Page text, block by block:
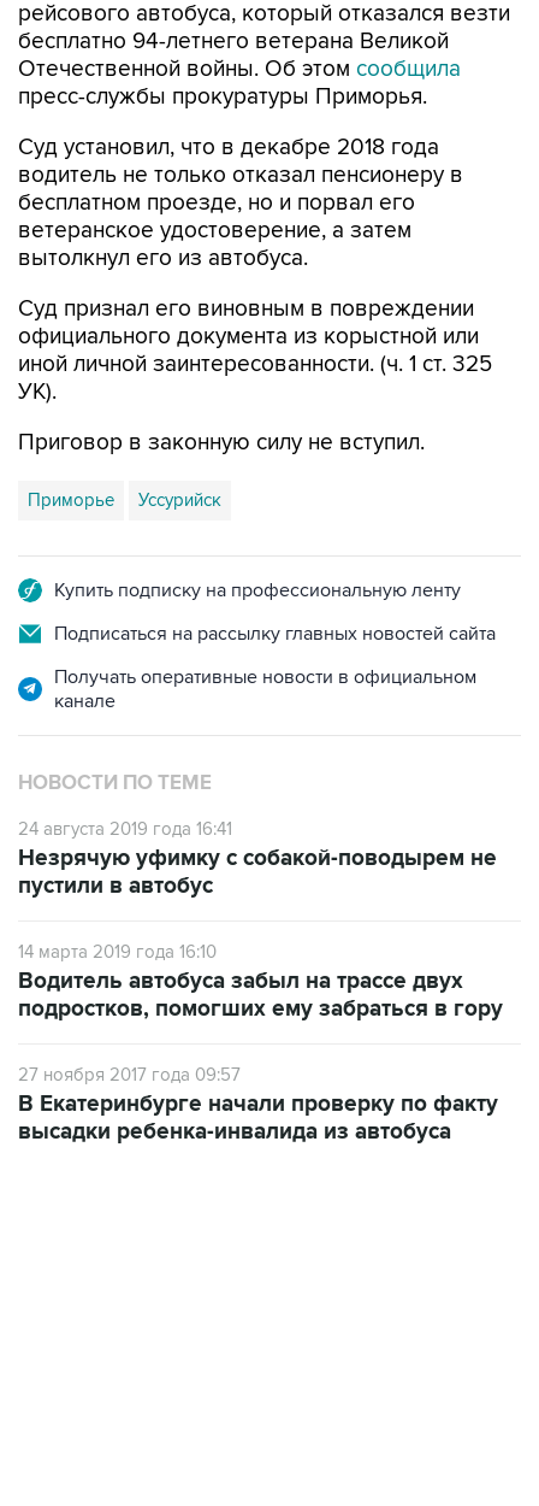
рейсового автобуса, который отказался везти
бесплатно 94-летнего ветерана Великой
Отечественной войны. Об этом сообщила
пресс-службы прокуратуры Приморья.
Суд установил, что в декабре 2018 года
водитель не только отказал пенсионеру в
бесплатном проезде, но и порвал его
ветеранское удостоверение, а затем
вытолкнул его из автобуса.
Суд признал его виновным в повреждении
официального документа из корыстной или
иной личной заинтересованности. (ч. 1 ст. 325
УК).
Приговор в законную силу не вступил.
Приморье Уссурийск
Купить подписку на профессиональную ленту
Подписаться на рассылку главных новостей сайта
Получать оперативные новости в официальном
канале
НОВОСТИ ПО ТЕМЕ
24 августа 2019 года 16:41
Незрячую уфимку с собакой-поводырем не
пустили в автобус
14 марта 2019 года 16:10
Водитель автобуса забыл на трассе двух
подростков, помогших ему забраться в гору
27 ноября 2017 года 09:57
В Екатеринбурге начали проверку по факту
высадки ребенка-инвалида из автобуса